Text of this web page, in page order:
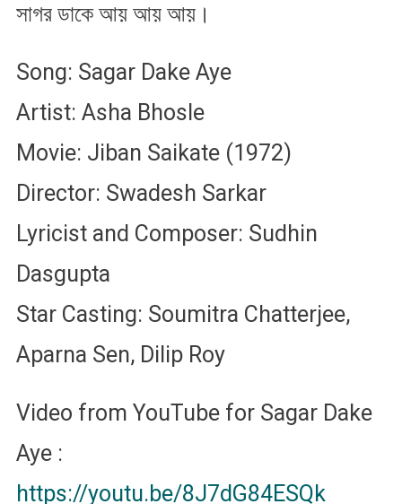
সাগর ডাকে আয় আয় আয়।
Song: Sagar Dake Aye
Artist: Asha Bhosle
Movie: Jiban Saikate (1972)
Director: Swadesh Sarkar
Lyricist and Composer: Sudhin
Dasgupta
Star Casting: Soumitra Chatterjee,
Aparna Sen, Dilip Roy
Video from YouTube for Sagar Dake
Aye :
https://youtu.be/8J7dG84ESQk